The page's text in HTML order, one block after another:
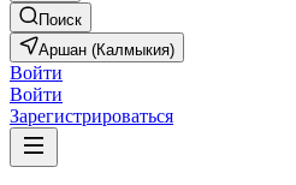
Поиск
Аршан (Калмыкия)
Войти
Войти
Зарегистрироваться